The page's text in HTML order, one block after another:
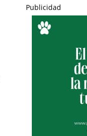
Publicidad